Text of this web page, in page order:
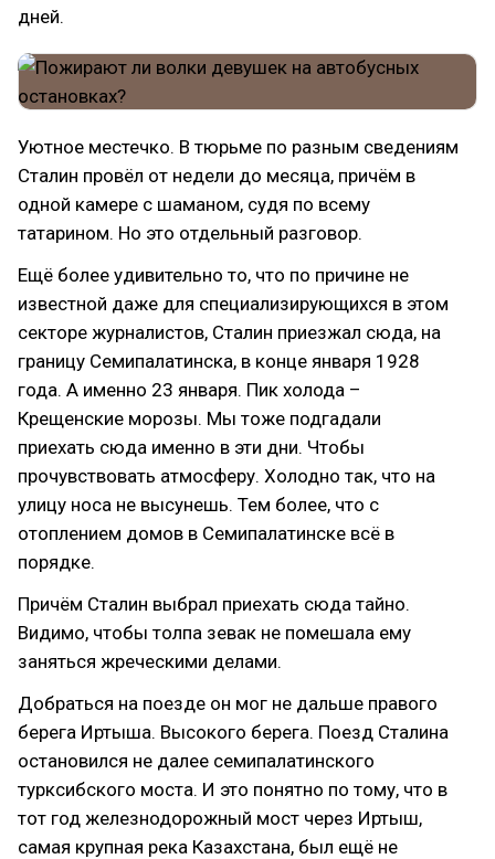
дней.
Уютное местечко. В тюрьме по разным сведениям
Сталин провёл от недели до месяца, причём в
одной камере с шаманом, судя по всему
татарином. Но это отдельный разговор.
Ещё более удивительно то, что по причине не
известной даже для специализирующихся в этом
секторе журналистов, Сталин приезжал сюда, на
границу Семипалатинска, в конце января 1928
года. А именно 23 января. Пик холода –
Крещенские морозы. Мы тоже подгадали
приехать сюда именно в эти дни. Чтобы
прочувствовать атмосферу. Холодно так, что на
улицу носа не высунешь. Тем более, что с
отоплением домов в Семипалатинске всё в
порядке.
Причём Сталин выбрал приехать сюда тайно.
Видимо, чтобы толпа зевак не помешала ему
заняться жреческими делами.
Добраться на поезде он мог не дальше правого
берега Иртыша. Высокого берега. Поезд Сталина
остановился не далее семипалатинского
турксибского моста. И это понятно по тому, что в
тот год железнодорожный мост через Иртыш,
самая крупная река Казахстана, был ещё не